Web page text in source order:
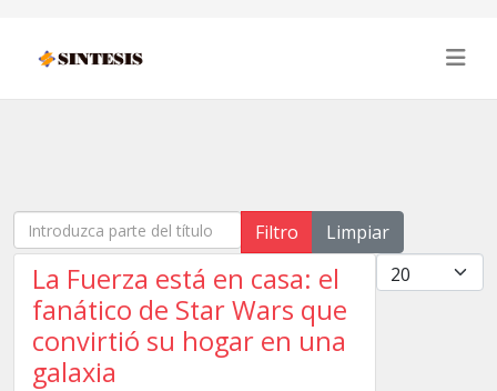
Introduzca parte del título Filtro
Limpiar
Cantidad
La Fuerza está en casa: el
fanático de Star Wars que
convirtió su hogar en una
galaxia